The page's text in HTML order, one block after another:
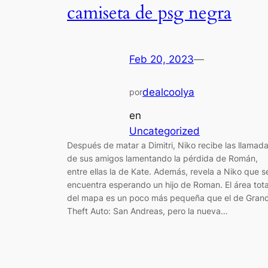
camiseta de psg negra
Feb 20, 2023—
pordealcoolya
en
Uncategorized
Después de matar a Dimitri, Niko recibe las
de sus amigos lamentando la pérdida de Román,
entre ellas la de Kate. Además, revela a Niko que
encuentra esperando un hijo de Roman. El área
del mapa es un poco más pequeña que el de
Theft Auto: San Andreas, pero la nueva…